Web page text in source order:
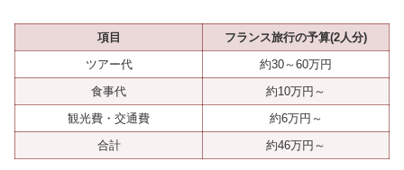
項目
フランス旅行の予算(2人分)
ツアー代
約30～60万円
食事代
約10万円～
観光費・交通費
約6万円～
合計
約46万円～